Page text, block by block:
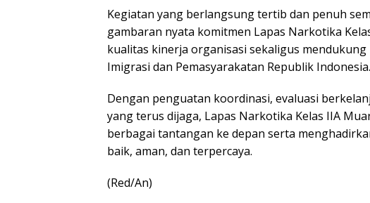
Kegiatan yang berlangsung tertib dan penuh
gambaran nyata komitmen Lapas Narkotika
kualitas kinerja organisasi sekaligus
Imigrasi dan Pemasyarakatan Republik Indonesia.
Dengan penguatan koordinasi, evaluasi
yang terus dijaga, Lapas Narkotika Kelas IIA
berbagai tantangan ke depan serta
baik, aman, dan terpercaya.
(Red/An)